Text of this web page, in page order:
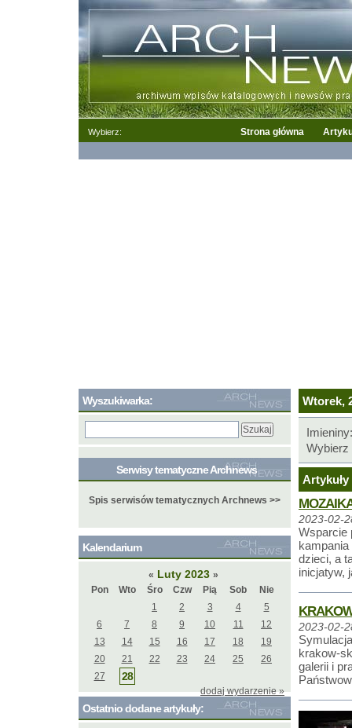
Wybierz: Strona główna
Wtorek,
Wybierz
2023-02-
Wsparcie
dzieci, a
inicjatyw,
2023-02-
krakow-
galerii i
Wyszukiwarka:
Serwisy tematyczne Archnews
Spis serwisów tematycznych Archnews >>
Kalendarium
« Luty 2023 »
Pon
Wto Śro Czw Pią Sob
Nie
1
2 3 4
5
6
7 8 9 10 11
12
13
14 15 16 17 18
19
20
21 22 23 24 25
26
27
28
dodaj wydarzenie »
Ostatnio dodane artykuły: